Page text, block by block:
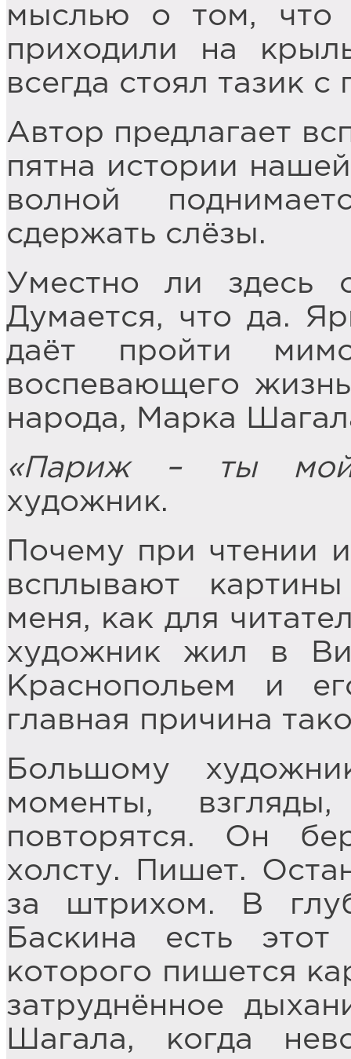
мыслью о том,
приходили на
всегда стоял тазик с
Автор предлагает
пятна истории
волной
сдержать слёзы.
Уместно ли здесь
Думается, что да.
даёт пройти
воспевающего
народа, Марка
«Париж – ты мой
художник.
Почему при чтении
всплывают
меня, как для
художник жил в
Краснопольем и
главная причина
Большому
моменты,
повторятся. Он
холсту. Пишет.
за штрихом. В
Баскина есть
которого пишется
затруднённое
Шагала, когда